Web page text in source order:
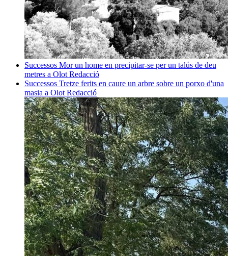
Successos Mor un home en precipitar-se per un talús de deu
metres a Olot Redacció
Successos Tretze ferits en caure un arbre sobre un porxo d'una
masia a Olot Redacció